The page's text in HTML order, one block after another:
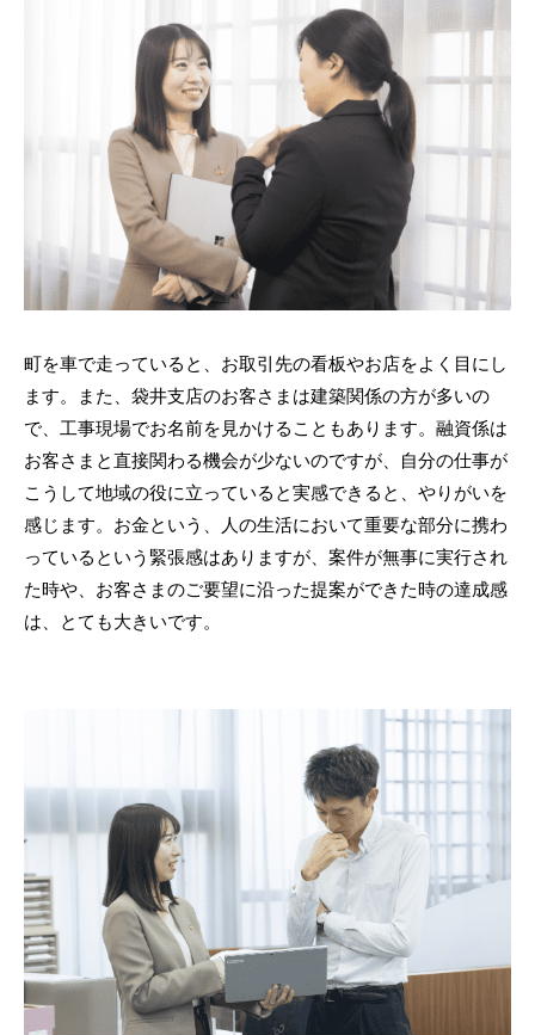
町を車で走っていると、お取引先の看板やお店をよく目にし
ます。また、袋井支店のお客さまは建築関係の方が多いの
で、工事現場でお名前を見かけることもあります。融資係は
お客さまと直接関わる機会が少ないのですが、自分の仕事が
こうして地域の役に立っていると実感できると、やりがいを
感じます。お金という、人の生活において重要な部分に携わ
っているという緊張感はありますが、案件が無事に実行され
た時や、お客さまのご要望に沿った提案ができた時の達成感
は、とても大きいです。